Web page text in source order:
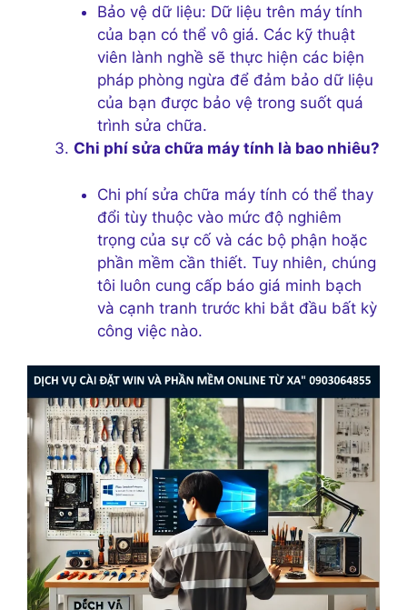
Bảo vệ dữ liệu: Dữ liệu trên máy tính
của bạn có thể vô giá. Các kỹ thuật
viên lành nghề sẽ thực hiện các biện
pháp phòng ngừa để đảm bảo dữ liệu
của bạn được bảo vệ trong suốt quá
trình sửa chữa.
Chi phí sửa chữa máy tính là bao nhiêu?
Chi phí sửa chữa máy tính có thể thay
đổi tùy thuộc vào mức độ nghiêm
trọng của sự cố và các bộ phận hoặc
phần mềm cần thiết. Tuy nhiên, chúng
tôi luôn cung cấp báo giá minh bạch
và cạnh tranh trước khi bắt đầu bất kỳ
công việc nào.